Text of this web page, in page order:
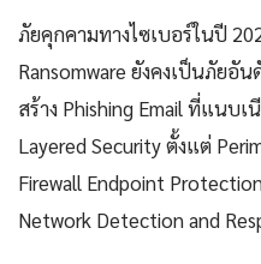
ภัยคุกคามทางไซเบอร์ในปี
Ransomware ยังคงเป็นภัยอั
สร้าง Phishing Email ที่แนบ
Layered Security ตั้งแต่
Firewall Endpoint
Network Detection and